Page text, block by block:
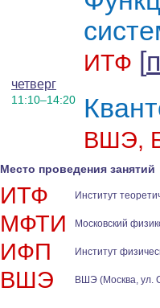
ИТФ [
четверг
11:10–14:20
ВШЭ,
Место проведения занятий
ИТФ Институт
МФТИ Московский
ИФП Институт
ВШЭ ВШЭ (Москва, ул.